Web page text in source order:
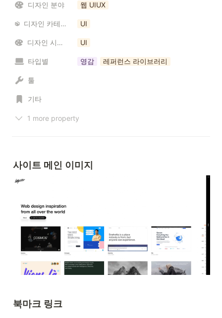
디자인 분야 웹 UIUX
디자인 카테고리 / 리소스 UI
디자인 시스템 UI
타입별 영감 레퍼런스 라이브러리
툴
기타
1 more property
사이트 메인 이미지
북마크 링크